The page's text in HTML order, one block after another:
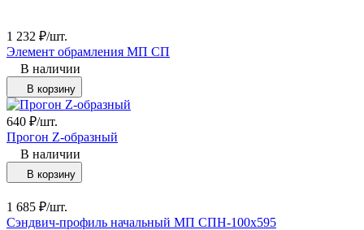
1 232 ₽/шт.
Элемент обрамления МП СП
В наличии
В корзину
640 ₽/шт.
Прогон Z-образный
В наличии
В корзину
1 685 ₽/шт.
Сэндвич-профиль начальный МП СПН-100х595